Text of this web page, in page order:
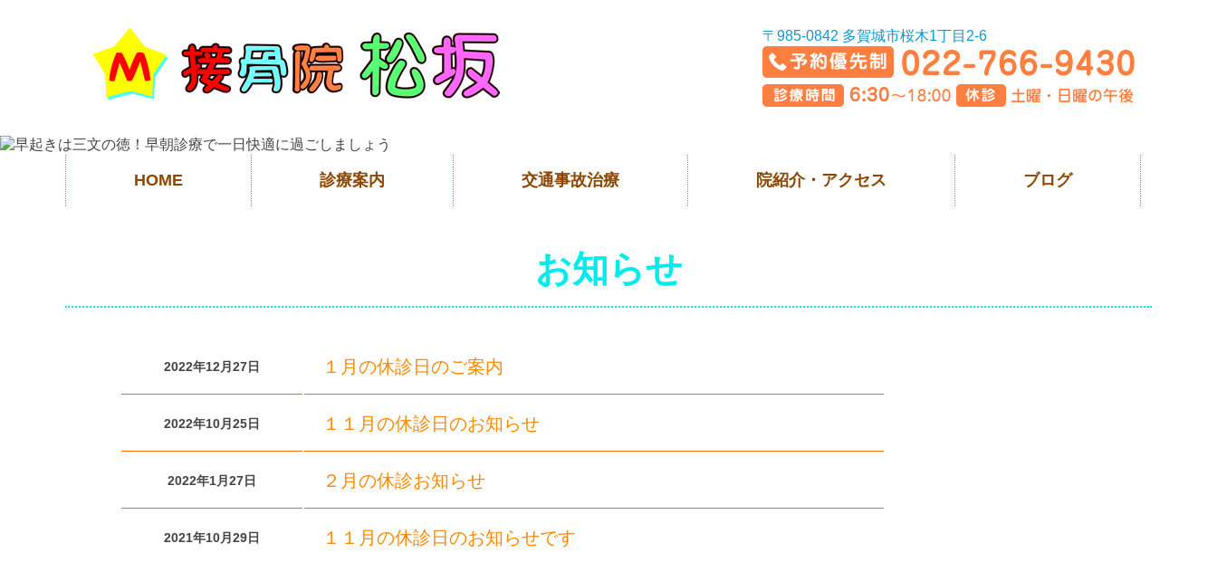
〒985-0842 多賀城市桜木1丁目2-6
HOME 診療案内 交通事故治療 院紹介・アクセス ブログ
お知らせ
2022年12月27日 １月の休診日のご案内
2022年10月25日 １１月の休診日のお知らせ
2022年1月27日 ２月の休診お知らせ
2021年10月29日 １１月の休診日のお知らせです